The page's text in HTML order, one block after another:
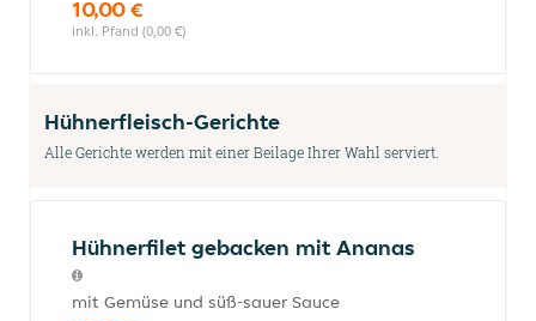
10,00 €
inkl. Pfand (0,00 €)
Hühnerfleisch-Gerichte
Alle Gerichte werden mit einer Beilage Ihrer Wahl serviert.
Hühnerfilet gebacken mit Ananas
mit Gemüse und süß-sauer Sauce